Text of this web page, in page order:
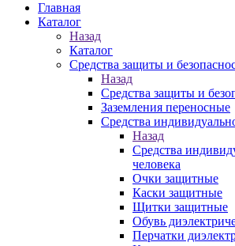
Главная
Каталог
Назад
Каталог
Средства защиты и
Назад
Средства защиты и
Заземления переносные
Средства
Назад
Средства
человека
Очки защитные
Каски защитные
Щитки защитные
Обувь
Перчатки